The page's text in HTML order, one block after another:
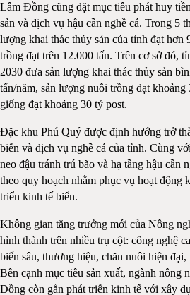
Lâm Đồng cũng đặt mục tiêu phát huy
sản và dịch vụ hậu cần nghề cá. Trong 5
lượng khai thác thủy sản của tỉnh đạt hơn
trồng đạt trên 12.000 tấn. Trên cơ sở đó,
2030 đưa sản lượng khai thác thủy sản
tấn/năm, sản lượng nuôi trồng đạt
giống đạt khoảng 30 tỷ post.
Đặc khu Phú Quý được định hướng trở
biến và dịch vụ nghề cá của tỉnh. Cùng
neo đậu tránh trú bão và hạ tầng hậu cần
theo quy hoạch nhằm phục vụ hoạt động
triển kinh tế biển.
Không gian tăng trưởng mới của Nông
hình thành trên nhiều trụ cột: công nghệ
biến sâu, thương hiệu, chăn nuôi hiện
Bên cạnh mục tiêu sản xuất, ngành nông
Đồng còn gắn phát triển kinh tế với xây